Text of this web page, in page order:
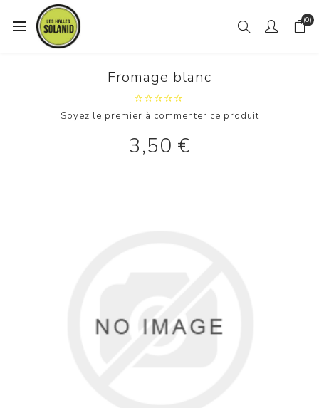
(0)
Fromage blanc
Soyez le premier à commenter ce produit
3,50 €